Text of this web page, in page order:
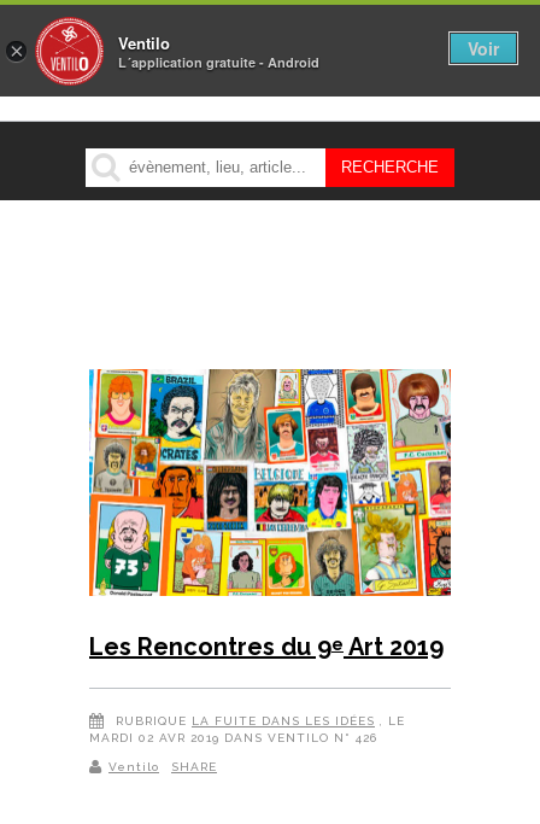
MENU
Les Rencontres du 9e Art 2019
RUBRIQUE LA FUITE DANS LES IDÉES
, LE
MARDI 02 AVR 2019 DANS VENTILO N° 426
Ventilo SHARE
× Ventilo
L´application gratuite - Android
Voir